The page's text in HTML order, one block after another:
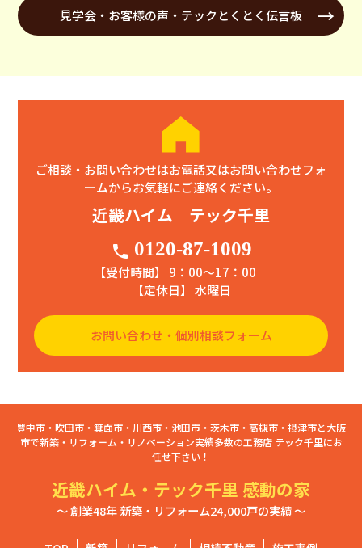
見学会・お客様の声・テックとくとく伝言板
ご相談・お問い合わせはお電話又はお問い合わせフォ
ームからお気軽にご連絡ください。
近畿ハイム テック千里
phone 0120-87-1009
【受付時間】 9：00〜17：00
【定休日】 水曜日
お問い合わせ・個別相談フォーム
豊中市・吹田市・箕面市・川西市・池田市・茨木市・高槻市・摂津市と大阪
市で新築・リフォーム・リノベーション実績多数の工務店 テック千里にお
任せ下さい！
近畿ハイム・テック千里 感動の家
～ 創業48年 新築・リフォーム24,000戸の実績 ～